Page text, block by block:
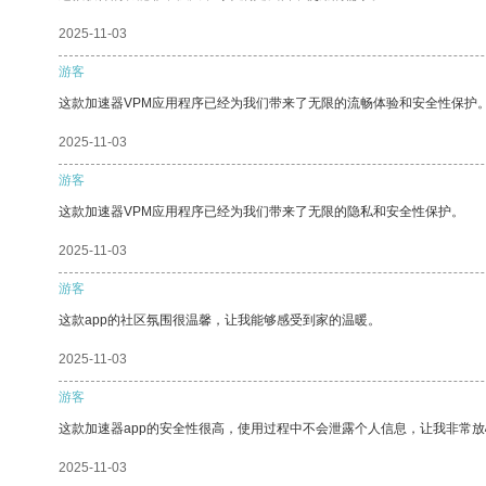
2025-11-03
游客
这款加速器VPM应用程序已经为我们带来了无限的流畅体验和安全性保护
2025-11-03
游客
这款加速器VPM应用程序已经为我们带来了无限的隐私和安全性保护。
2025-11-03
游客
这款app的社区氛围很温馨，让我能够感受到家的温暖。
2025-11-03
游客
这款加速器app的安全性很高，使用过程中不会泄露个人信息，让我非常
2025-11-03